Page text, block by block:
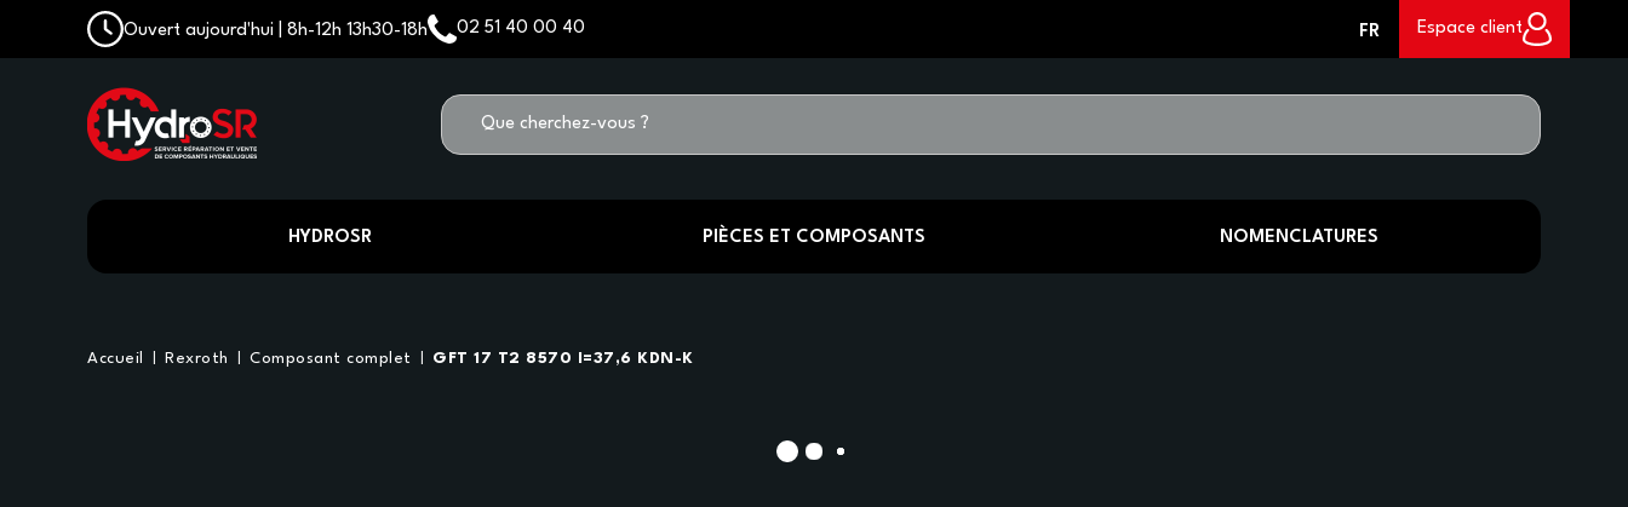
Ouvert aujourd'hui | 8h-12h 13h30-18h 02 51 40 00 40 FR Espace client
HYDROSR PIÈCES ET COMPOSANTS NOMENCLATURES
Accueil Rexroth Composant complet GFT 17 T2 8570 I=37,6 KDN-K